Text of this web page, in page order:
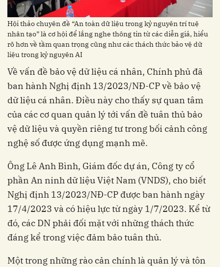
Hội thảo chuyên đề “An toàn dữ liệu trong kỷ nguyên trí tuệ
nhân tạo” là cơ hội để lắng nghe thông tin từ các diễn giả, hiểu
rõ hơn về tầm quan trọng cũng như các thách thức bảo vệ dữ
liệu trong kỷ nguyên AI
Về vấn đề bảo vệ dữ liệu cá nhân, Chính phủ đã
ban hành Nghị định 13/2023/NĐ-CP về bảo vệ
dữ liệu cá nhân. Điều này cho thấy sự quan tâm
của các cơ quan quản lý tới vấn đề tuân thủ bảo
vệ dữ liệu và quyền riêng tư trong bối cảnh công
nghệ số được ứng dụng mạnh mẽ.
Ông Lê Anh Bình, Giám đốc dự án, Công ty cổ
phần An ninh dữ liệu Việt Nam (VNDS), cho biết
Nghị định 13/2023/NĐ-CP được ban hành ngày
17/4/2023 và có hiệu lực từ ngày 1/7/2023. Kể từ
đó, các DN phải đối mặt với những thách thức
đáng kể trong việc đảm bảo tuân thủ.
Một trong những rào cản chính là quản lý và tôn